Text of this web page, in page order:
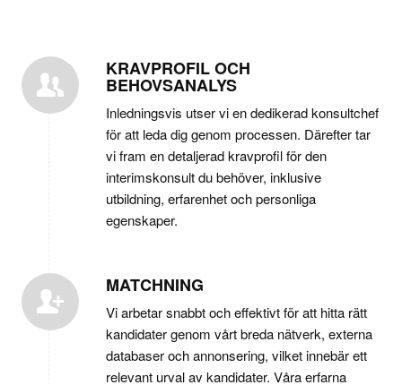
KRAVPROFIL OCH
BEHOVSANALYS
Inledningsvis utser vi en dedikerad konsultchef
för att leda dig genom processen. Därefter tar
vi fram en detaljerad kravprofil för den
interimskonsult du behöver, inklusive
utbildning, erfarenhet och personliga
egenskaper.
MATCHNING
Vi arbetar snabbt och effektivt för att hitta rätt
kandidater genom vårt breda nätverk, externa
databaser och annonsering, vilket innebär ett
relevant urval av kandidater. Våra erfarna